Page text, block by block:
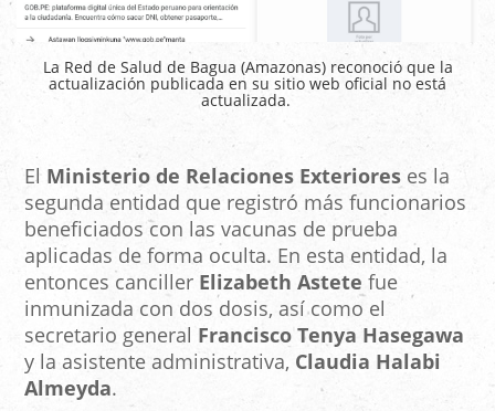
La Red de Salud de Bagua (Amazonas) reconoció que la
actualización publicada en su sitio web oficial no está
actualizada.
El Ministerio de Relaciones Exteriores es la
segunda entidad que registró más funcionarios
beneficiados con las vacunas de prueba
aplicadas de forma oculta. En esta entidad, la
entonces canciller Elizabeth Astete fue
inmunizada con dos dosis, así como el
secretario general Francisco Tenya Hasegawa
y la asistente administrativa, Claudia Halabi
Almeyda.